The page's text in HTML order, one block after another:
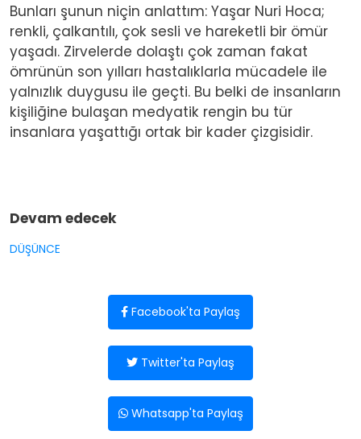
Bunları şunun niçin anlattım: Yaşar Nuri Hoca;
renkli, çalkantılı, çok sesli ve hareketli bir ömür
yaşadı. Zirvelerde dolaştı çok zaman fakat
ömrünün son yılları hastalıklarla mücadele ile
yalnızlık duygusu ile geçti. Bu belki de insanların
kişiliğine bulaşan medyatik rengin bu tür
insanlara yaşattığı ortak bir kader çizgisidir.
Devam edecek
DÜŞÜNCE
Facebook'ta Paylaş
Twitter'ta Paylaş
Whatsapp'ta Paylaş